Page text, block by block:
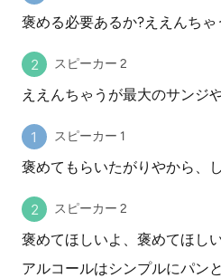
褒める必要あるか?ええんちゃ
スピーカー 2
ええんちゃうが最大のサンジや
スピーカー 1
褒めてもらいたがりやから、
スピーカー 2
褒めてほしいよ、褒めてほし
アルコールはシンプルにパン